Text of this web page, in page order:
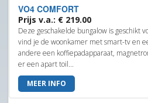
VO4 COMFORT
Prijs v.a.: € 219.00
Deze geschakelde bungalow is geschikt
vind je de woonkamer met smart-tv en
andere een koffiepadapparaat,
er een apart toil...
MEER INFO